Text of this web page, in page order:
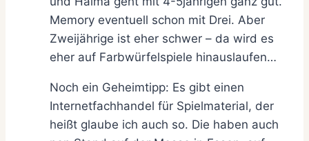
Memory eventuell schon mit Drei. Aber
Zweijährige ist eher schwer – da wird es
eher auf Farbwürfelspiele hinauslaufen…
Noch ein Geheimtipp: Es gibt einen
Internetfachhandel für Spielmaterial, der
heißt glaube ich auch so. Die haben auch